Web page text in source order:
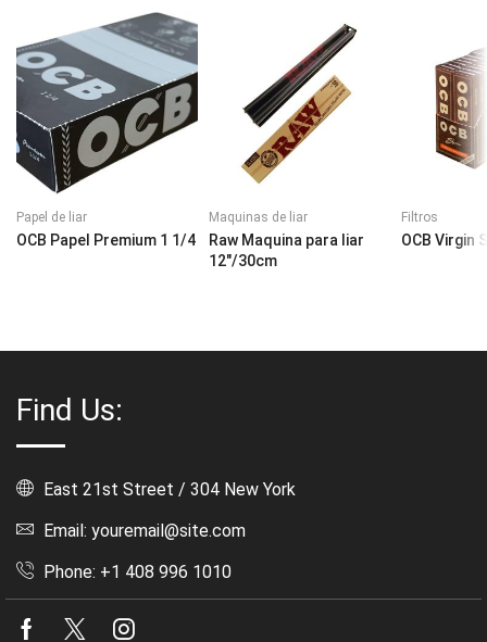
Papel de liar
OCB Papel Premium 1 1/4
Maquinas de liar
Raw Maquina para liar
12″/30cm
Filtros
OCB Virgin
Find Us:
East 21st Street / 304 New York
Email: youremail@site.com
Phone: +1 408 996 1010
Facebook
Twitter